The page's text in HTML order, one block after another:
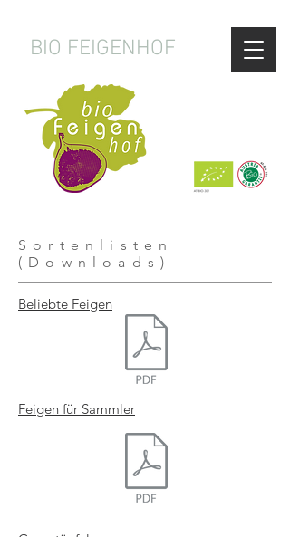
BIO FEIGENHOF
Sortenlisten
(Downloads)
Beliebte Feigen
Feigen für Sammler